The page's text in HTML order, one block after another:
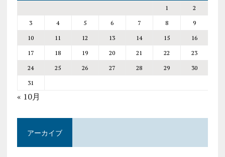
1
2
3
4 5 6 7 8
9
10
11 12 13 14 15
16
17
18 19 20 21 22
23
24
25 26 27 28 29
30
31
« 10月
アーカイブ